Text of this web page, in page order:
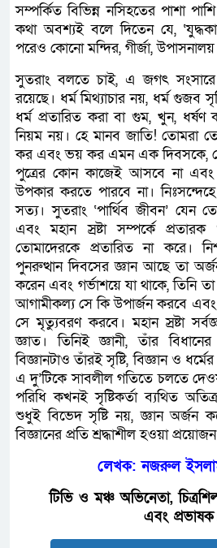
সম্পর্কিত বিভিন্ন নসিহতের পাশা
কথা অবশ্যই বলে দিতেন যে,
পরেও কোনো মন্দির, গীর্জা,
সুতরাং বলতে চাই, এ জগৎ সংসারে
রয়েছে। ধর্ম মিথ্যাচার নয়, ধর্ম গুজব
ধর্ম প্রতারিত করা বা গুম, খুন, ধর্ষণ
নিয়ম নয়। হে মানব জাতি! তোমরা
কর এবং ভয় কর এমন এক দিবসকে,
পুত্রের কোন কাজেই আসবে না
উপকার করতে পারবে না। নিঃসন্দেহে
সত্য। সুতরাং ‘পার্থিব জীবন’ যেন
এবং মহান স্রষ্টা সম্পর্কে
তোমাদেরকে প্রতারিত না করে।
পুনরুত্থান দিবসের জ্ঞান আছে তা
করেন এবং গর্ভাশয়ে যা থাকে, তিনি
আগামীকল্য সে কি উপার্জন করবে এবং
সে মৃত্যুবরণ করবে। মহান স্রষ্টা
জ্ঞাত। তিনিই জ্ঞানী, তাঁর
বিজ্ঞানটাও তাঁরই সৃষ্টি, বিজ্ঞান ও
এ দু’টিকে সাবলীল গতিতে চলতে
পরিধি কখনই সৃষ্টিকর্তা ব্যথিত
শুধুই বিভেদ সৃষ্টি নয়, জ্ঞান অর্জন
বিজ্ঞানের প্রতি শ্রদ্ধাশীল হওয়া
লেখক:নজরুল
টিভি ও মঞ্চ অভিনেতা,
এবং